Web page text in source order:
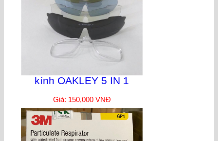
kính OAKLEY 5 IN 1
Giá: 150,000 VNĐ